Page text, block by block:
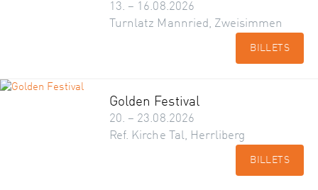
13. – 16.08.2026
Turnlatz Mannried, Zweisimmen
BILLETS
Golden Festival
20. – 23.08.2026
Ref. Kirche Tal, Herrliberg
BILLETS